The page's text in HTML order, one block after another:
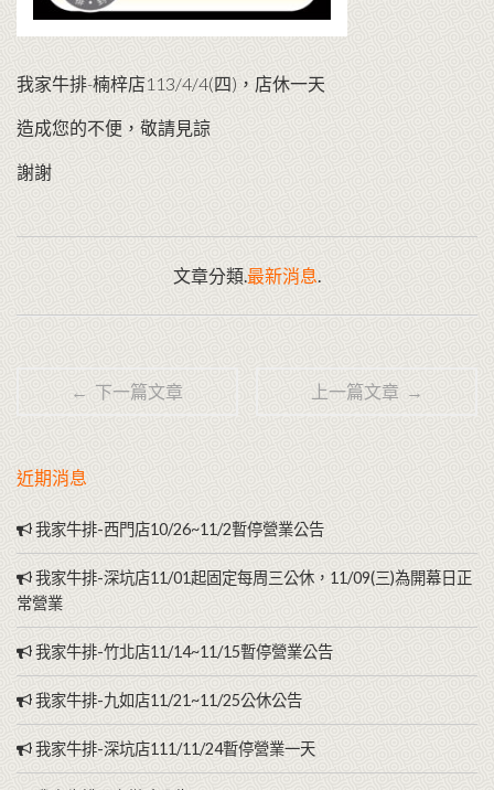
我家牛排-楠梓店113/4/4(四)，店休一天
造成您的不便，敬請見諒
謝謝
文章分類.最新消息
← 下一篇文章 上一篇文章 →
近期消息
我家牛排-西門店10/26~11/2暫停營業公告
我家牛排-深坑店11/01起固定每周三公休，11/09(三)為開幕日正
常營業
我家牛排-竹北店11/14~11/15暫停營業公告
我家牛排-九如店11/21~11/25公休公告
我家牛排-深坑店111/11/24暫停營業一天